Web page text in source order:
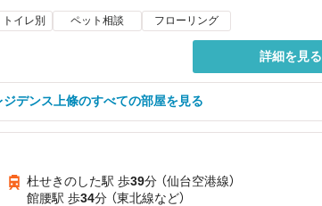
イレ別 ペット相談 フローリング
詳細を見る
ジデンス上條のすべての部屋を見る
杜せきのした駅 歩39分 （仙台空港線）
館腰駅 歩34分 （東北線など）